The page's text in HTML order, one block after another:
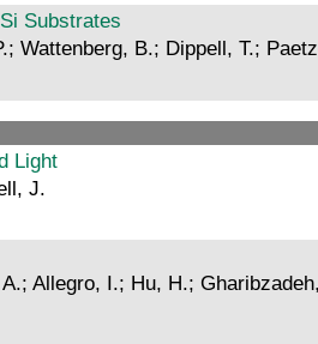
Substrates
Wattenberg, B.; Dippell, T.;
Light
J.
Allegro, I.; Hu, H.;